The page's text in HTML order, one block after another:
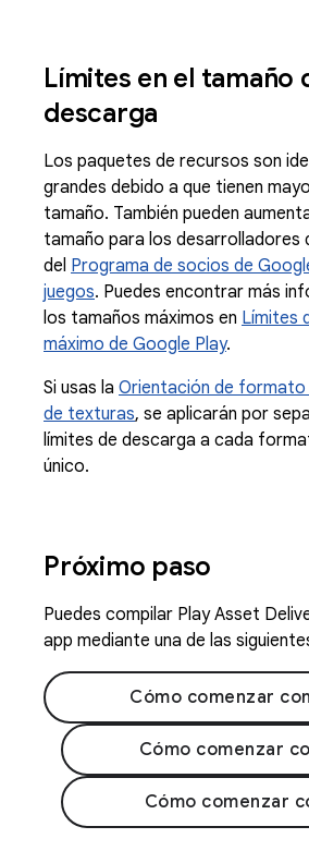
Límites en el tamaño
descarga
Los paquetes de recursos son
grandes debido a que tienen
tamaño. También pueden
tamaño para los desarrolladores
del Programa de socios de
juegos. Puedes encontrar más
los tamaños máximos en Límites
máximo de Google Play.
Si usas la Orientación de formato
de texturas, se aplicarán por
límites de descarga a cada
único.
Próximo paso
Puedes compilar Play Asset
app mediante una de las
Cómo comenzar
Cómo comenzar
Cómo comenzar